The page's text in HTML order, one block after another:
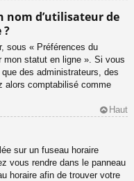
nom d’utilisateur de
?
sous « Préférences du
mon statut en ligne ». Si vous
des administrateurs, des
alors comptabilisé comme
Haut
sur un fuseau horaire
vous rendre dans le panneau
horaire afin de trouver votre